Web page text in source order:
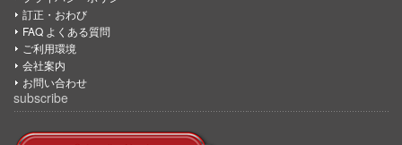
訂正・おわび
FAQ よくある質問
ご利用環境
会社案内
お問い合わせ
subscribe